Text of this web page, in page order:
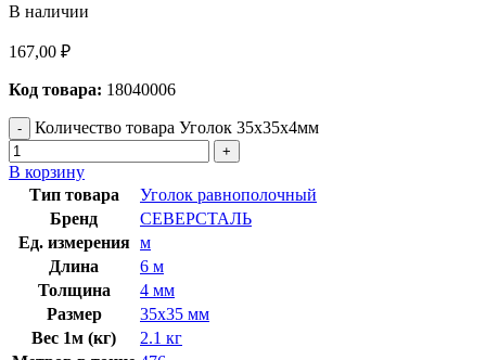
В наличии
167,00 ₽
Код товара: 18040006
Количество товара Уголок 35х35х4мм
В корзину
Тип товара
Уголок равнополочный
Бренд
СЕВЕРСТАЛЬ
Ед. измерения м
Длина
6 м
Толщина
4 мм
Размер
35х35 мм
Вес 1м (кг)
2.1 кг